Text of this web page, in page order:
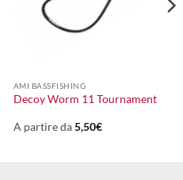
AMI BASSFISHING
Decoy Worm 11 Tournament
A partire da5,50€